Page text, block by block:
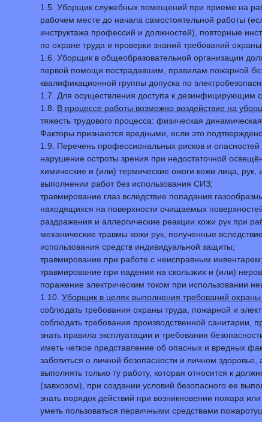
1.5. Уборщик служебных помещений при приеме на
рабочем месте до начала самостоятельной работы
инструктажа профессий и должностей), повторные
по охране труда и проверки знаний требований охраны
1.6. Уборщик в общеобразовательной организации
первой помощи пострадавшим, правилам пожарной
квалификационной группы допуска по
1.7. Для осуществления доступа к дезинфицирующим
1.8. В процессе работы возможно воздействие на
тяжесть трудового процесса: физическая
Факторы признаются вредными, если это
1.9. Перечень профессиональных рисков и
нарушение остроты зрения при недостаточной
химические и (или) термические ожоги кожи лица,
выполнении работ без использования СИЗ;
травмирование глаз вследствие попадания
находящихся на поверхности очищаемых
раздражения и аллергические реакции кожи рук
механические травмы кожи рук, полученные
использования средств индивидуальной защиты;
травмирование при работе с неисправным инвентарем;
травмирование при падении на скользких и (или)
поражение электрическим током при использовании
1.10. Уборщик в целях выполнения требований охраны
соблюдать требования охраны труда, пожарной и
соблюдать требования производственной санитарии,
знать правила эксплуатации и требования
иметь четкое представление об опасных и вредных
заботиться о личной безопасности и личном
выполнять только ту работу, которая относится к
(завхозом), при создании условий безопасного ее
знать порядок действий при возникновении пожара
уметь пользоваться первичными средствами